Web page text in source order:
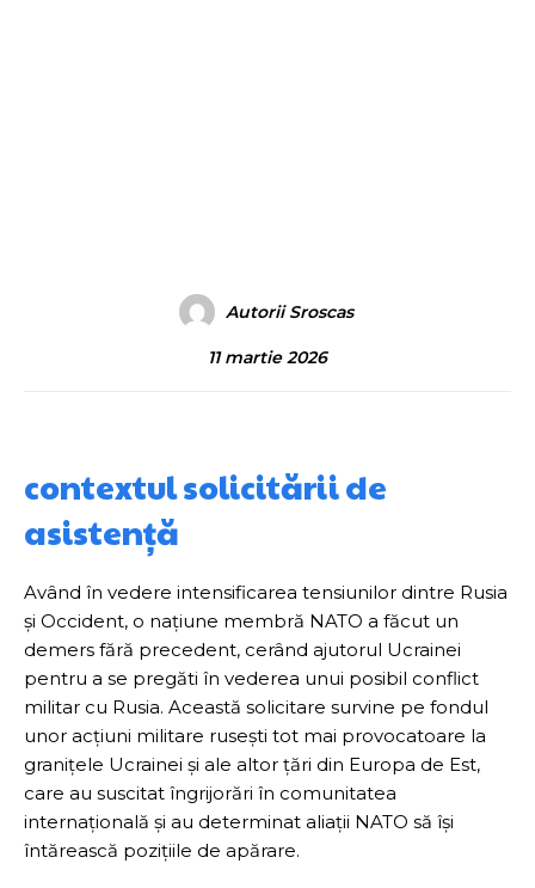
Autorii Sroscas
11 martie 2026
contextul solicitării de
asistență
Având în vedere intensificarea tensiunilor dintre Rusia
și Occident, o națiune membră NATO a făcut un
demers fără precedent, cerând ajutorul Ucrainei
pentru a se pregăti în vederea unui posibil conflict
militar cu Rusia. Această solicitare survine pe fondul
unor acțiuni militare rusești tot mai provocatoare la
granițele Ucrainei și ale altor țări din Europa de Est,
care au suscitat îngrijorări în comunitatea
internațională și au determinat aliații NATO să își
întărească pozițiile de apărare.